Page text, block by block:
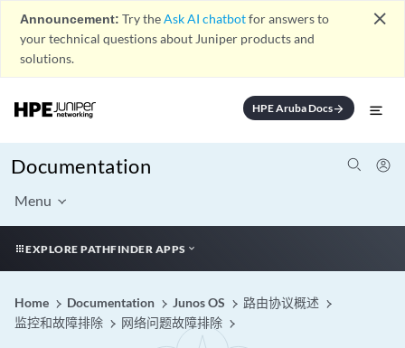
Announcement: Try theAsk AI chatbotfor answers to
your technical questions about Juniper products and
solutions.
close
HPE Aruba Docsarrow_forward
Documentation
Menu
EXPLORE PATHFINDER APPS
Home Documentation Junos OS
路由协议概述
监控和故障排除
网络问题故障排除